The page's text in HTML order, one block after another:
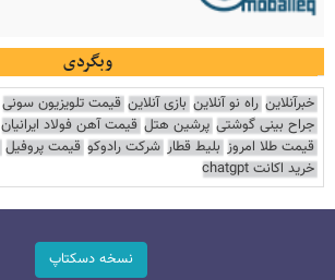
وبگردی
خبرآنلاین راه نو آنلاین بازی آنلاین قیمت تلویزیون سونی
جراح بینی گوشتی پرشین هتل قیمت آهن فولاد ایرانیان
قیمت طلا امروز بلیط قطار شرکت رادوکو قیمت پروفیل
خرید اکانت chatgpt
نسخه دسکتاپ